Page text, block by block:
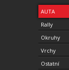
AUTA
Rally
Okruhy
Vrchy
Ostatní